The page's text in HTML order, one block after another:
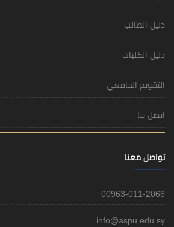
دليل الطالب
دليل الكليات
التقويم الجامعي
اتصل بنا
تواصل معنا
00963-011-2066
info@aspu.edu.sy